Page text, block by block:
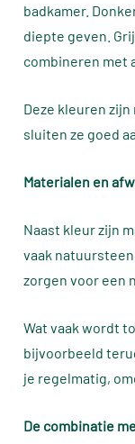
badkamer.
diepte geven.
combineren met
Deze kleuren
sluiten ze goed
Materialen en
Naast kleur zijn
vaak
zorgen voor een
Wat vaak wordt
bijvoorbeeld
je regelmatig,
De combinatie